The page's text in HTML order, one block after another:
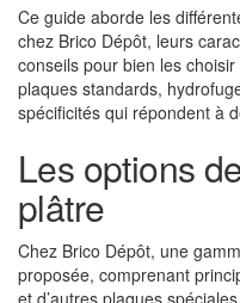
Ce guide aborde les
chez Brico Dépôt, leurs
conseils pour bien les choisir
plaques standards,
spécificités qui répondent à
Les options
plâtre
Chez Brico Dépôt, une
proposée, comprenant
et d’autres plaques